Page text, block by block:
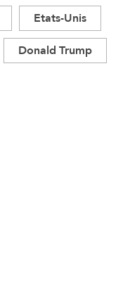
Etats-Unis
Donald Trump